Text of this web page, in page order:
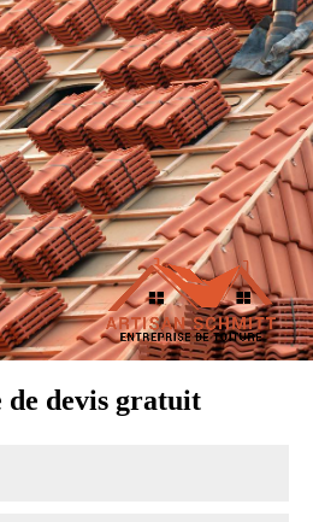
de devis gratuit